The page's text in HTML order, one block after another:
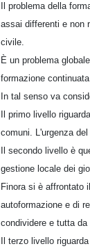
Il problema della
assai differenti e non
civile.
È un problema
formazione
In tal senso va
Il primo livello
comuni. L'urgenza
Il secondo livello è
gestione locale dei
Finora si è affrontato
autoformazione e di
condividere e tutta da
Il terzo livello